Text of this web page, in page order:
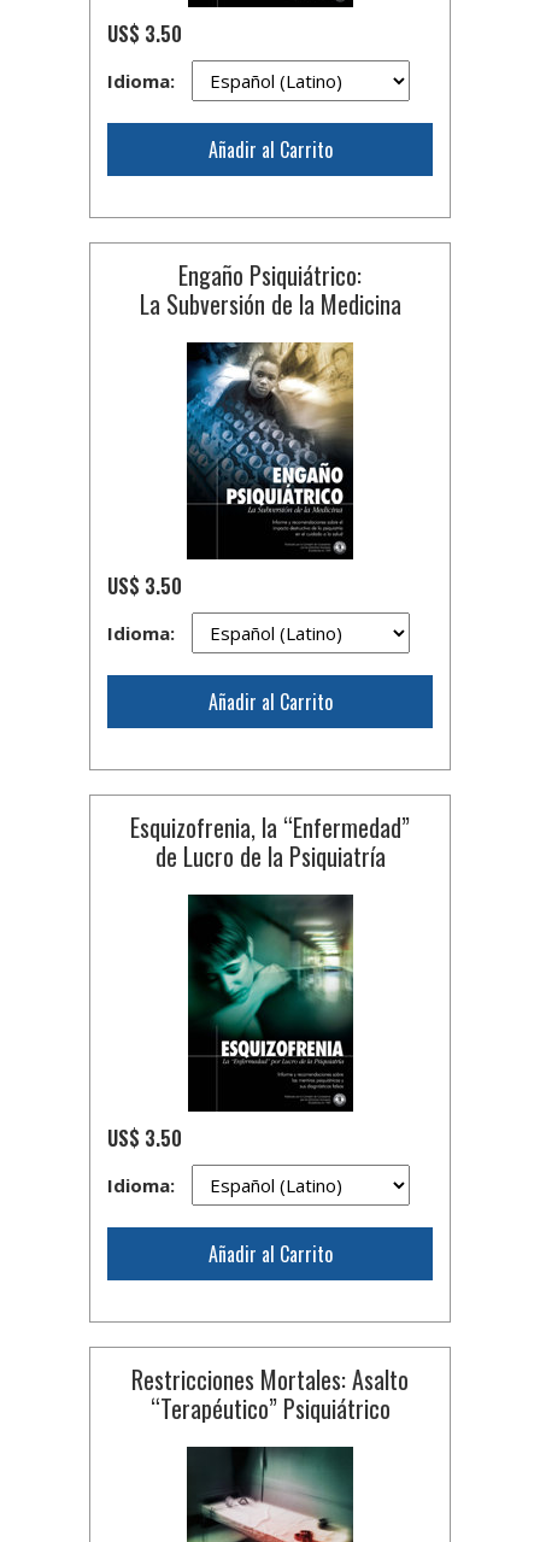
US$ 3.50
Idioma:
Añadir al Carrito
Engaño Psiquiátrico:
La Subversión de la Medicina
US$ 3.50
Idioma:
Añadir al Carrito
Esquizofrenia, la “Enfermedad”
de Lucro de la Psiquiatría
US$ 3.50
Idioma:
Añadir al Carrito
Restricciones Mortales: Asalto
“Terapéutico” Psiquiátrico